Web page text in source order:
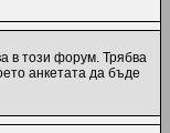
в този форум. Трябва
анкетата да бъде